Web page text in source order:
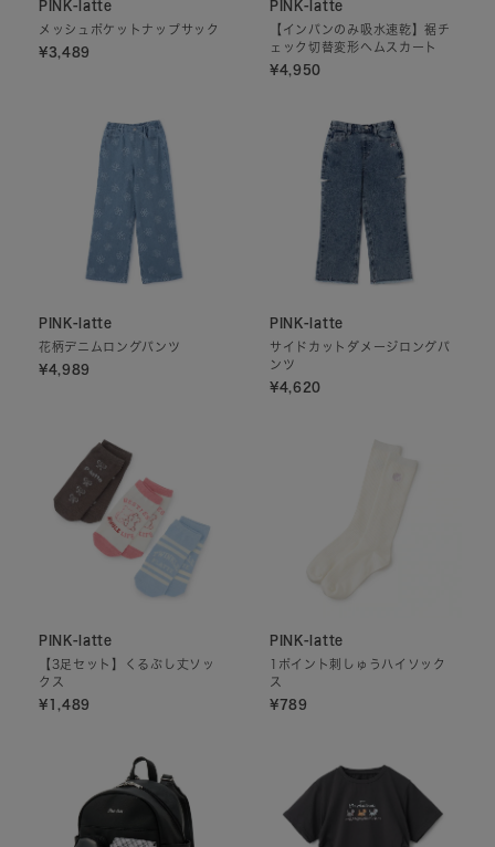
PINK-latte
メッシュポケットナップサック
¥3,489
PINK-latte
【インパンのみ吸水速乾】裾チ
ェック切替変形ヘムスカート
¥4,950
PINK-latte
花柄デニムロングパンツ
¥4,989
PINK-latte
サイドカットダメージロングパ
ンツ
¥4,620
PINK-latte
【3足セット】くるぶし丈ソッ
クス
¥1,489
PINK-latte
1ポイント刺しゅうハイソック
ス
¥789